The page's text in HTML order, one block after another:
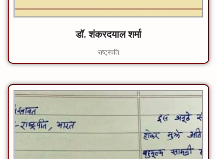
डॉ. शंकरदयाल शर्मा
राष्ट्रपति